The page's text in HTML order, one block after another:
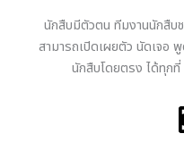
นักสืบมีตัวตน ทีมงานนักสืบ
สามารถเปิดเผยตัว นัดเจอ
นักสืบโดยตรง ได้ทุกที่